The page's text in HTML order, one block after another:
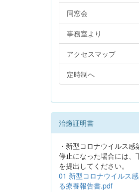
同窓会
事務室より
アクセスマップ
定時制へ
治癒証明書
・新型コロナウイルス感
停止になった場合には、
を提出してください。
01 新型コロナウイルス
る療養報告書.pdf